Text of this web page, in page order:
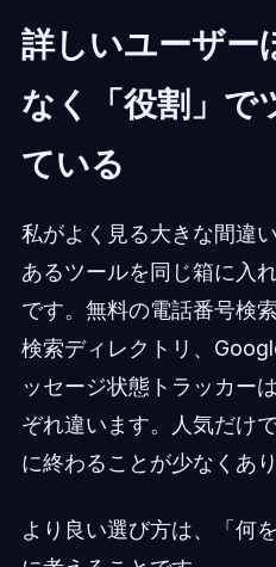
詳しいユーザー
なく「役割」で
ている
私がよく見る大きな間違
あるツールを同じ箱に入
です。無料の電話番号検
検索ディレクトリ、
ッセージ状態トラッカー
ぞれ違います。人気だけ
に終わることが少なくあり
より良い選び方は、「何